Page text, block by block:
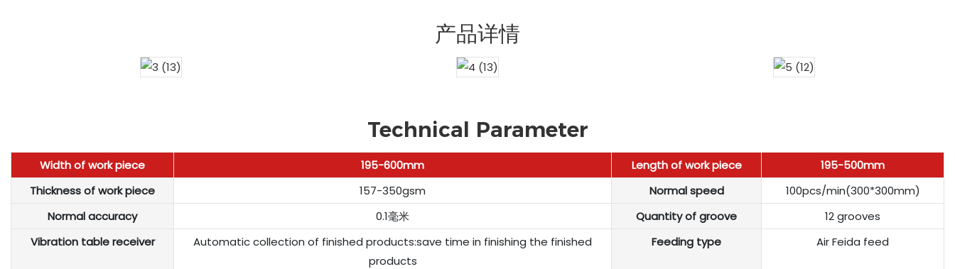
产品详情
Technical Parameter
Width of work piece 195-600mm Length of work piece
195-500mm
Thickness of work piece
157-350gsm Normal speed
100pcs/min(300*300mm)
Normal accuracy
0.1毫米 Quantity of groove
12 grooves
Vibration table receiver
Automatic collection of finished products:save time in finishing the finished
products
Feeding type Air Feida feed